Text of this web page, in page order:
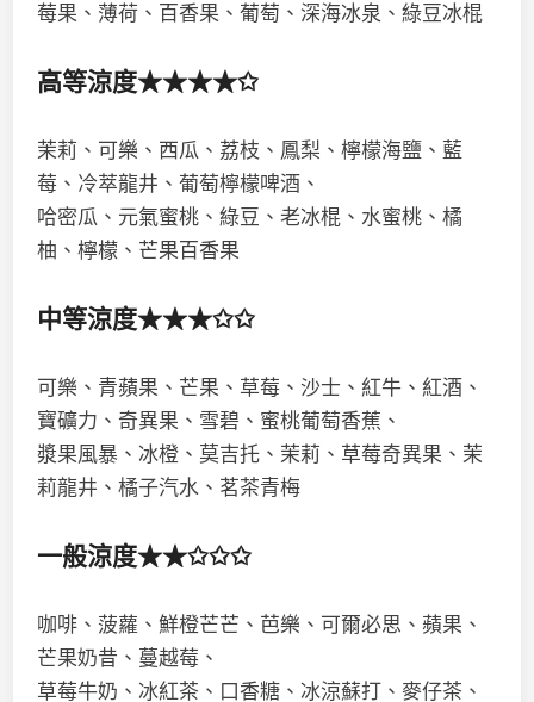
莓果、薄荷、百香果、葡萄、深海冰泉、綠豆冰棍
高等涼度★★★★✩
茉莉、可樂、西瓜、荔枝、鳳梨、檸檬海鹽、藍
莓、冷萃龍井、葡萄檸檬啤酒、
哈密瓜、元氣蜜桃、綠豆、老冰棍、水蜜桃、橘
柚、檸檬、芒果百香果
中等涼度★★★✩✩
可樂、青蘋果、芒果、草莓、沙士、紅牛、紅酒、
寶礦力、奇異果、雪碧、蜜桃葡萄香蕉、
漿果風暴、冰橙、莫吉托、茉莉、草莓奇異果、茉
莉龍井、橘子汽水、茗茶青梅
一般涼度★★✩✩✩
咖啡、菠蘿、鮮橙芒芒、芭樂、可爾必思、蘋果、
芒果奶昔、蔓越莓、
草莓牛奶、冰紅茶、口香糖、冰涼蘇打、麥仔茶、